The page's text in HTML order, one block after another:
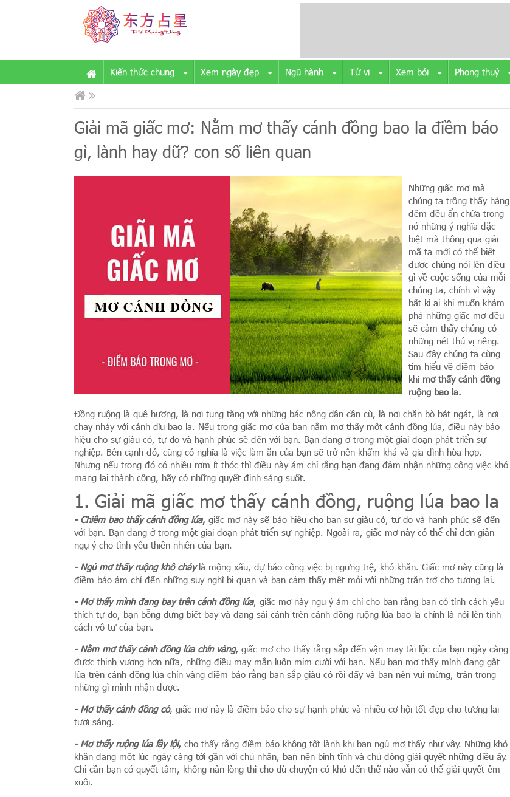
Kiến thức chung Xem ngày đẹp Ngũ hành Tử vi Xem bói Phong thuỷ
Giải mã giấc mơ: Nằm mơ thấy cánh đồng bao la điềm báo
gì, lành hay dữ? con số liên quan
Những giấc mơ mà
chúng ta trông thấy hàng
đêm đều ẩn chứa trong
nó những ý nghĩa đặc
biệt mà thông qua giải
mã ta mới có thể biết
được chúng nói lên điều
gì về cuộc sống của mỗi
chúng ta, chính vì vậy
bất kì ai khi muốn khám
phá những giấc mơ đều
sẽ cảm thấy chúng có
những nét thú vị riêng.
Sau đây chúng ta cùng
tìm hiểu về điềm báo
khi mơ thấy cánh đồng
ruộng bao la.
Đồng ruộng là quê hương, là nơi tung tăng với những bác nông dân cần cù, là nơi chăn bò bát ngát, là nơi
chạy nhảy với cánh dìu bao la. Nếu trong giấc mơ của bạn nằm mơ thấy một cánh đồng lúa, điều này báo
hiệu cho sự giàu có, tự do và hạnh phúc sẽ đến với bạn. Bạn đang ở trong một giai đoạn phát triển sự
nghiệp. Bên cạnh đó, cũng có nghĩa là việc làm ăn của bạn sẽ trở nên khấm khá và gia đình hòa hợp.
Nhưng nếu trong đó có nhiều rơm ít thóc thì điều này ám chỉ rằng bạn đang đảm nhận những công việc khó
mang lại thành công, hãy có những quyết định sáng suốt.
1. Giải mã giấc mơ thấy cánh đồng, ruộng lúa bao la
- Chiêm bao thấy cánh đồng lúa, giấc mơ này sẽ báo hiệu cho bạn sự giàu có, tự do và hạnh phúc sẽ đến
với bạn. Bạn đang ở trong một giai đoạn phát triển sự nghiệp. Ngoài ra, giấc mơ này có thể chỉ đơn giản
ngụ ý cho tình yêu thiên nhiên của bạn.
- Ngủ mơ thấy ruộng khô cháylà mộng xấu, dự báo công việc bị ngưng trệ, khó khăn. Giấc mơ này cũng là
điềm báo ám chỉ đến những suy nghĩ bi quan và bạn cảm thấy mệt mỏi với những trăn trở cho tương lai.
- Mơ thấy mình đang bay trên cánh đồng lúa, giấc mơ này ngụ ý ám chỉ cho bạn rằng bạn có tính cách yêu
thích tự do, bạn bỗng dưng biết bay và đang sải cánh trên cánh đồng ruộng lúa bao la chính là nói lên tính
cách vô tư của bạn.
- Nằm mơ thấy cánh đồng lúa chín vàng, giấc mơ cho thấy rằng sắp đến vận may tài lộc của bạn ngày càng
được thịnh vượng hơn nữa, những điều may mắn luôn mỉm cười với bạn. Nếu bạn mơ thấy mình đang gặt
lúa trên cánh đồng lúa chín vàng điềm báo rằng bạn sắp giàu có rồi đấy và bạn nên vui mừng, trân trọng
những gì mình nhận được.
- Mơ thấy cánh đồng cỏ, giấc mơ này là điềm báo cho sự hạnh phúc và nhiều cơ hội tốt đẹp cho tương lai
tươi sáng.
- Mơ thấy ruộng lúa lầy lội, cho thấy rằng điềm báo không tốt lành khi bạn ngủ mơ thấy như vậy. Những khó
khăn đang một lúc ngày càng tới gần với chủ nhân, bạn nên bình tĩnh và chủ động giải quyết những điều ấy.
Chỉ cần bạn có quyết tâm, không nản lòng thì cho dù chuyện có khó đến thế nào vẫn có thể giải quyết êm
xuôi.